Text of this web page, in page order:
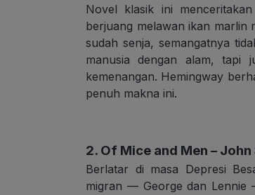
Novel klasik ini
berjuang melawan ikan marlin
sudah senja, semangatnya
manusia dengan alam, tapi
kemenangan. Hemingway
penuh makna ini.
2. Of Mice and Men –
Berlatar di masa Depresi
migran — George dan Lennie